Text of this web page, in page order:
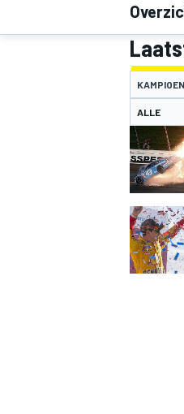
MOTOGP